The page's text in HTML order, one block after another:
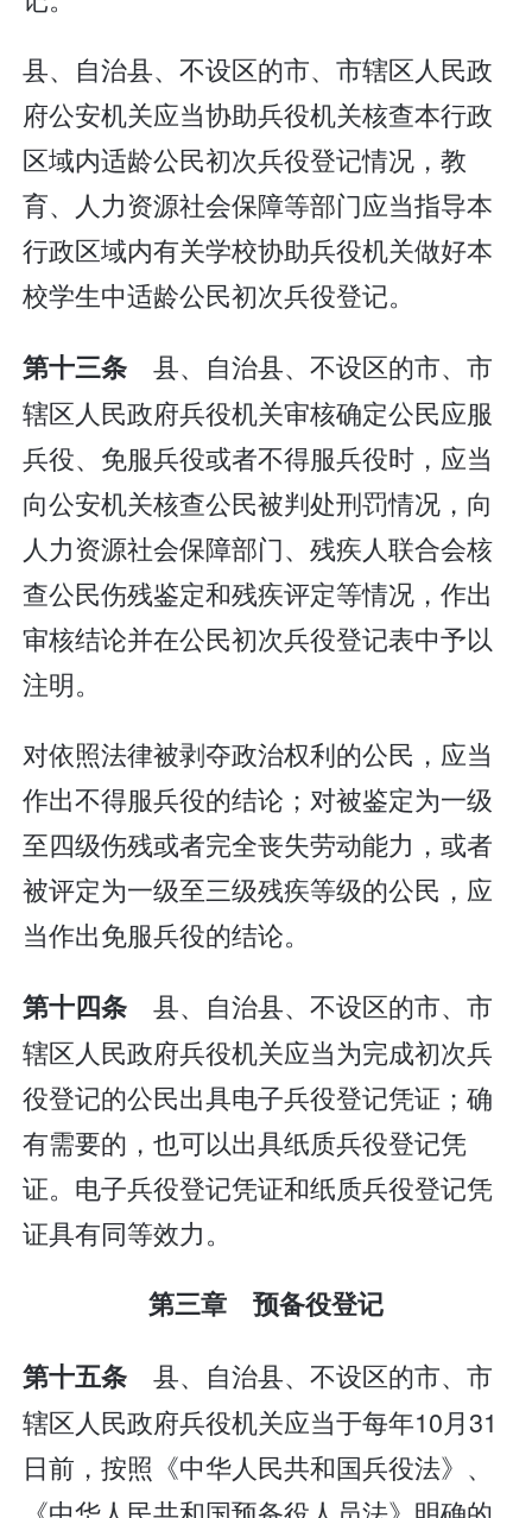
县、自治县、不设区的市、市辖区人民政
府公安机关应当协助兵役机关核查本行政
区域内适龄公民初次兵役登记情况，教
育、人力资源社会保障等部门应当指导本
行政区域内有关学校协助兵役机关做好本
校学生中适龄公民初次兵役登记。
第十三条县、自治县、不设区的市、市
辖区人民政府兵役机关审核确定公民应服
兵役、免服兵役或者不得服兵役时，应当
向公安机关核查公民被判处刑罚情况，向
人力资源社会保障部门、残疾人联合会核
查公民伤残鉴定和残疾评定等情况，作出
审核结论并在公民初次兵役登记表中予以
注明。
对依照法律被剥夺政治权利的公民，应当
作出不得服兵役的结论；对被鉴定为一级
至四级伤残或者完全丧失劳动能力，或者
被评定为一级至三级残疾等级的公民，应
当作出免服兵役的结论。
第十四条县、自治县、不设区的市、市
辖区人民政府兵役机关应当为完成初次兵
役登记的公民出具电子兵役登记凭证；确
有需要的，也可以出具纸质兵役登记凭
证。电子兵役登记凭证和纸质兵役登记凭
证具有同等效力。
第三章 预备役登记
第十五条县、自治县、不设区的市、市
辖区人民政府兵役机关应当于每年10月31
日前，按照《中华人民共和国兵役法》、